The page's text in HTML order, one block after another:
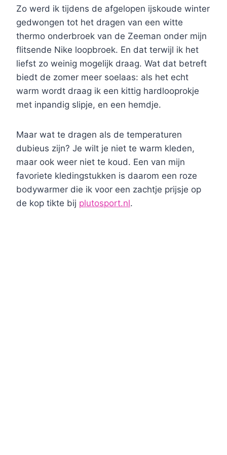
Zo werd ik tijdens de afgelopen ijskoude winter
gedwongen tot het dragen van een witte
thermo onderbroek van de Zeeman onder mijn
flitsende Nike loopbroek. En dat terwijl ik het
liefst zo weinig mogelijk draag. Wat dat betreft
biedt de zomer meer soelaas: als het echt
warm wordt draag ik een kittig hardlooprokje
met inpandig slipje, en een hemdje.
Maar wat te dragen als de temperaturen
dubieus zijn? Je wilt je niet te warm kleden,
maar ook weer niet te koud. Een van mijn
favoriete kledingstukken is daarom een roze
bodywarmer die ik voor een zachtje prijsje op
de kop tikte bij plutosport.nl.